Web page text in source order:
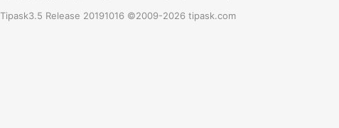
Tipask3.5 Release 20191016 ©2009-2026 tipask.com